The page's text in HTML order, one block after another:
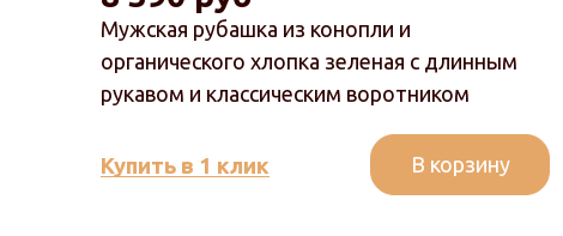
Мужская рубашка из конопли и
органического хлопка зеленая с длинным
рукавом и классическим воротником
Купить в 1 клик В корзину